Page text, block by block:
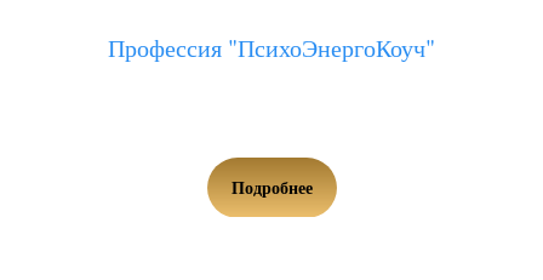
Профессия "ПсихоЭнергоКоуч"
Подробнее